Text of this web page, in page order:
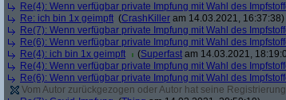
Re(4): Wenn verfügbar private Impfung mit Wahl des
Re: ich bin 1x geimpft (CrashKiller am 14.03.2021, 16:37:38)
Re(7): Wenn verfügbar private Impfung mit Wahl des
Re(6): Wenn verfügbar private Impfung mit Wahl des
Re(4): ich bin 1x geimpft
(Superfast am 14.03.2021,
Re(4): Wenn verfügbar private Impfung mit Wahl des
Re(6): Wenn verfügbar private Impfung mit Wahl des
Vom Autor zurückgezogen oder Autor hat seine